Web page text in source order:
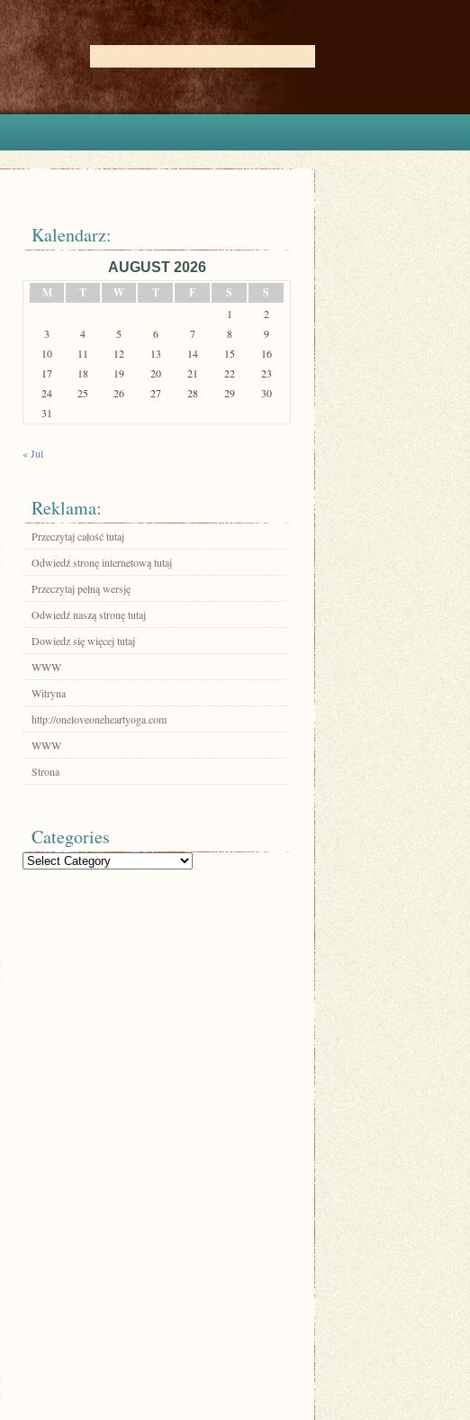
Kalendarz:
AUGUST 2026
M
T W T F S S
1
2
3
4 5 6 7 8
9
10
11 12 13 14 15
16
17
18 19 20 21 22
23
24
25 26 27 28 29
30
31
« Jul
Reklama:
Przeczytaj całość tutaj
Odwiedź stronę internetową tutaj
Przeczytaj pełną wersję
Odwiedź naszą stronę tutaj
Dowiedz się więcej tutaj
WWW
Witryna
http://oneloveoneheartyoga.com
WWW
Strona
Categories
Categories